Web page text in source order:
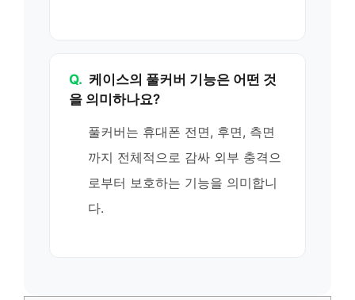
Q. 케이스의 풀커버 기능은 어떤 것
을 의미하나요?
풀커버는 휴대폰 전면, 후면, 측면
까지 전체적으로 감싸 외부 충격으
로부터 보호하는 기능을 의미합니
다.